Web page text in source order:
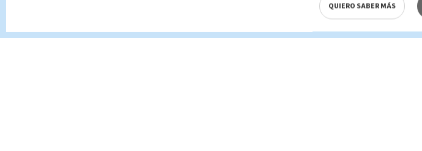
QUIERO SABER MÁS